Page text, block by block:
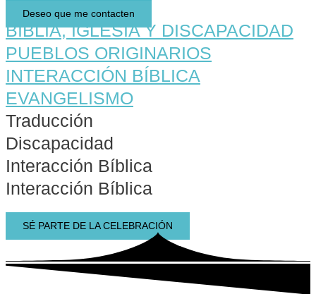
Deseo que me contacten
BIBLIA, IGLESIA Y DISCAPACIDAD
PUEBLOS ORIGINARIOS
INTERACCIÓN BÍBLICA
EVANGELISMO
Traducción
Discapacidad
Interacción Bíblica
Interacción Bíblica
SÉ PARTE DE LA CELEBRACIÓN